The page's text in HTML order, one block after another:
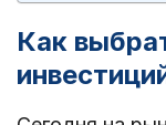
Как